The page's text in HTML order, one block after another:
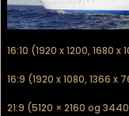
16:10 (1920 x 1200, 1680 x
16:9 (1920 x 1080, 1366 x
21:9 (5120 × 2160 og